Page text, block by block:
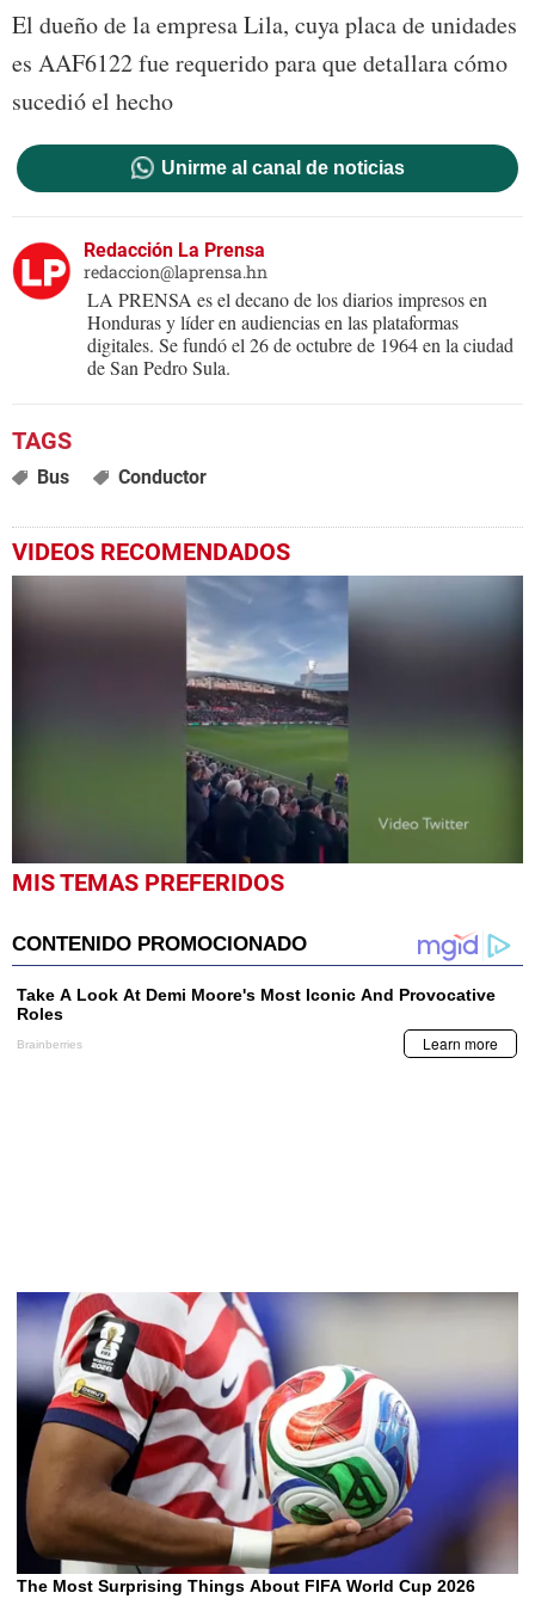
El dueño de la empresa Lila, cuya placa de unidades
es AAF6122 fue requerido para que detallara cómo
sucedió el hecho
Unirme al canal de noticias
Redacción La Prensa
redaccion@laprensa.hn
LA PRENSA es el decano de los diarios impresos en
Honduras y líder en audiencias en las plataformas
digitales. Se fundó el 26 de octubre de 1964 en la ciudad
de San Pedro Sula.
Bus Conductor
VIDEOS RECOMENDADOS
0
seconds
seconds
MIS TEMAS PREFERIDOS